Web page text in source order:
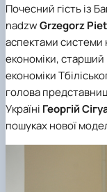
Почесний гість із
nadzwGrzegorz
аспектами cистеми
економіки, старший
економіки
голова
Україні Георгій
пошуках нової